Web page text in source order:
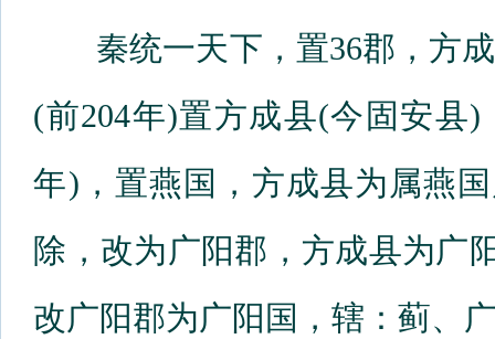
秦统一天下，置36郡，方成
(前204年)置方成县(今固安县
年)，置燕国，方成县为属燕
除，改为广阳郡，方成县为广
改广阳郡为广阳国，辖：蓟、